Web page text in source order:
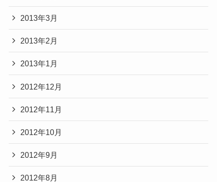
2013年3月
2013年2月
2013年1月
2012年12月
2012年11月
2012年10月
2012年9月
2012年8月